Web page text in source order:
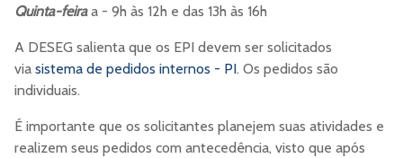
Quinta-feiraa - 9h às 12h e das 13h às 16h
A DESEG salienta que os EPI devem ser solicitados
via sistema de pedidos internos - PI. Os pedidos são
individuais.
É importante que os solicitantes planejem suas atividades e
realizem seus pedidos com antecedência, visto que após